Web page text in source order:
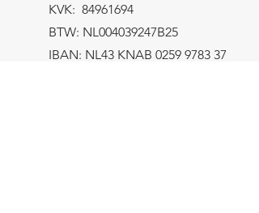
KVK: 84961694
BTW: NL004039247B25
IBAN: NL43 KNAB 0259 9783 37